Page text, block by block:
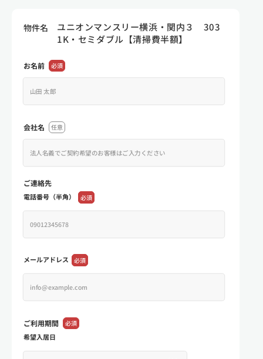
物件名
ユニオンマンスリー横浜・関内３ 303
1K・セミダブル【清掃費半額】
お名前 必須
会社名 任意
ご連絡先
電話番号（半角） 必須
メールアドレス 必須
ご利用期間 必須
希望入居日